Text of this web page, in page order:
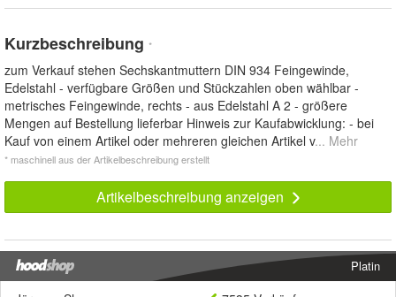
Kurzbeschreibung *
zum Verkauf stehen Sechskantmuttern DIN 934 Feingewinde,
Edelstahl - verfügbare Größen und Stückzahlen oben wählbar -
metrisches Feingewinde, rechts - aus Edelstahl A 2 - größere
Mengen auf Bestellung lieferbar Hinweis zur Kaufabwicklung: - bei
Kauf von einem Artikel oder mehreren gleichen Artikel v... Mehr
* maschinell aus der Artikelbeschreibung erstellt
Artikelbeschreibung anzeigen
Platin